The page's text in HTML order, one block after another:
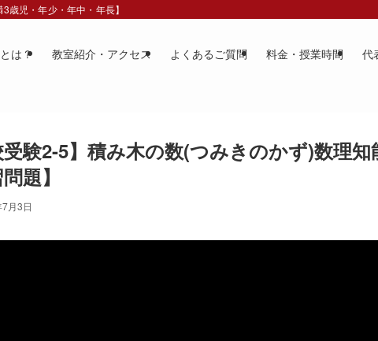
歳児・年少・年中・年長】
は？ 教室紹介・アクセス よくあるご質問 料金・授業時間 代
受験2-5】積み木の数(つみきのかず)数理
題】
月3日